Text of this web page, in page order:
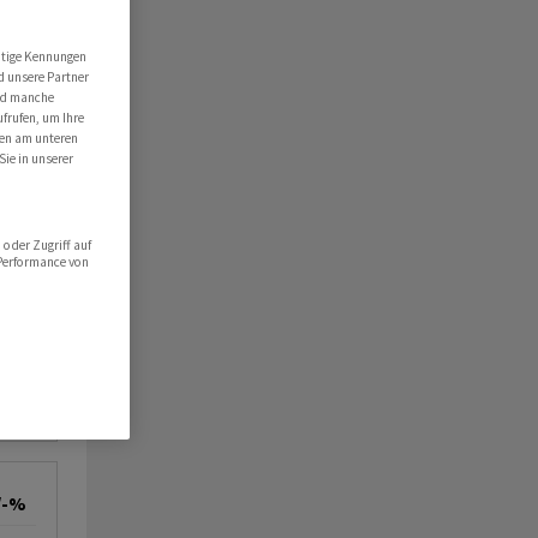
%
Kennungen
unsere Partner
manche
um Ihre
am unteren
in unserer
oder Zugriff auf
von